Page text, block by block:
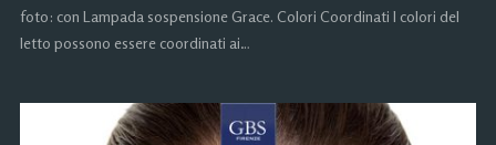
foto: con Lampada sospensione Grace. Colori Coordinati I colori del
letto possono essere coordinati ai…